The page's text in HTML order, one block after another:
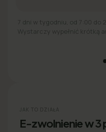
7 dni w tygodniu, od 7:00 do
Wystarczy wypełnić krótką
JAK TO DZIAŁA
E-zwolnienie w